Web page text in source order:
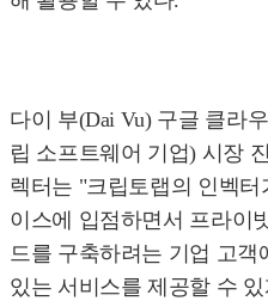
다이 부(Dai Vu) 구글 클라
립 소프트웨어 기업) 시장
렉터는 "크립토랩의 인벡터
이스에 입점하면서 프라이
드를 구축하려는 기업 고객
있는 서비스를 제공할 수